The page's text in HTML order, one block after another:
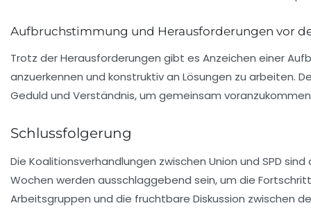
Aufbruchstimmung und Herausforderungen vor
Trotz der Herausforderungen gibt es Anzeichen einer
anzuerkennen und konstruktiv an Lösungen zu arbeiten.
Geduld und Verständnis, um gemeinsam
Schlussfolgerung
Die Koalitionsverhandlungen zwischen Union und SPD
Wochen werden ausschlaggebend sein, um die
Arbeitsgruppen und die fruchtbare Diskussion zwischen